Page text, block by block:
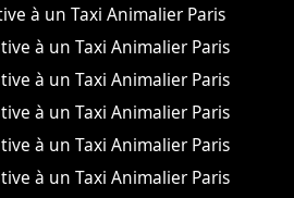
à un Taxi Animalier Paris
à un Taxi Animalier Paris
à un Taxi Animalier Paris
à un Taxi Animalier Paris
à un Taxi Animalier Paris
à un Taxi Animalier Paris